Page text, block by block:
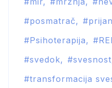
posmatrač
Psihoterapija
svedok
svesnost
transformacija